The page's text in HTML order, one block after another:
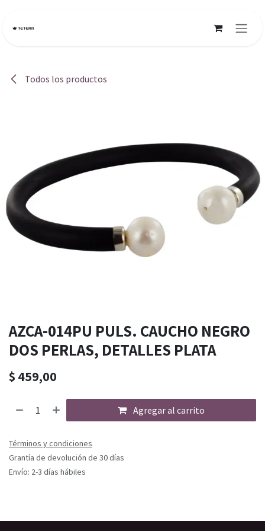
Todos los productos
AZCA-014PU PULS. CAUCHO NEGRO
DOS PERLAS, DETALLES PLATA
$ 459,00
Agregar al carrito
Términos y condiciones
Grantía de devolución de 30 días
Envío: 2-3 días hábiles